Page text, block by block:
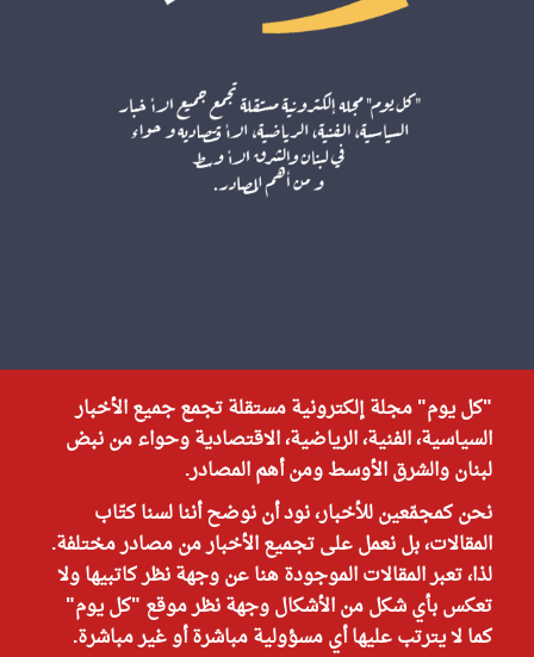
"كل يوم" مجلة إلكترونية مستقلة تجمع جميع الأخبار
السياسية، الفنية، الرياضية، الاقتصادية وحواء من نبض
لبنان والشرق الأوسط ومن أهم المصادر.
نحن كمجمّعين للأخبار، نود أن نوضح أننا لسنا كتّاب
المقالات، بل نعمل على تجميع الأخبار من مصادر مختلفة.
لذا، تعبر المقالات الموجودة هنا عن وجهة نظر كاتبيها ولا
تعكس بأي شكل من الأشكال وجهة نظر موقع "كل يوم"
كما لا يترتب عليها أي مسؤولية مباشرة أو غير مباشرة.